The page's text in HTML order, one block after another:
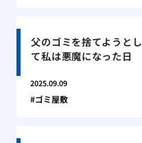
父のゴミを捨てようとし
て私は悪魔になった日
2025.09.09
ゴミ屋敷